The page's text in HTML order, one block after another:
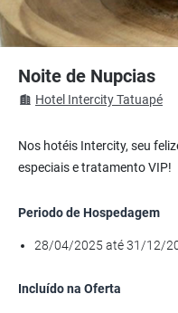
Noite de Nupcias
Hotel Intercity Tatuapé
Nos hotéis Intercity, seu
especiais e tratamento VIP!
Periodo de Hospedagem
28/04/2025 até 31/12/
Incluído na Oferta